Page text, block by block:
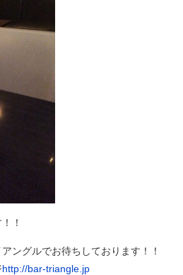
！
ングルでお待ちしております！！
http://bar-triangle.jp